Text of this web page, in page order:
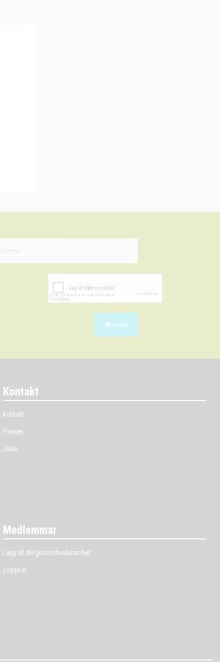
Skicka
Kontakt
Kontakt
Partner
Jobb
Medlemmar
Lägg till din grossistverksamhet
Logga in